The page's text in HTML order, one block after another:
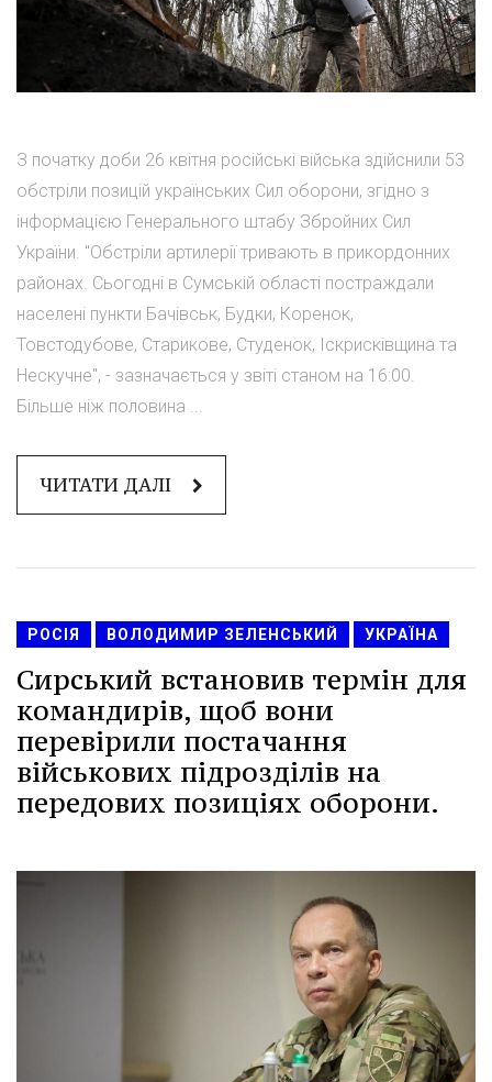
З початку доби 26 квітня російські війська здійснили 53
обстріли позицій українських Сил оборони, згідно з
інформацією Генерального штабу Збройних Сил
України. "Обстріли артилерії тривають в прикордонних
районах. Сьогодні в Сумській області постраждали
населені пункти Бачівськ, Будки, Коренок,
Товстодубове, Старикове, Студенок, Іскрисківщина та
Нескучне", - зазначається у звіті станом на 16:00.
Більше ніж половина ...
ЧИТАТИ ДАЛІ
РОСІЯ ВОЛОДИМИР ЗЕЛЕНСЬКИЙ УКРАЇНА
Сирський встановив термін для
командирів, щоб вони
перевірили постачання
військових підрозділів на
передових позиціях оборони.